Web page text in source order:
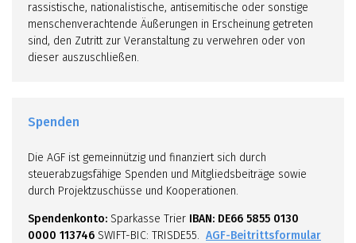
rassistische, nationalistische, antisemitische oder sonstige
menschenverachtende Äußerungen in Erscheinung getreten
sind, den Zutritt zur Veranstaltung zu verwehren oder von
dieser auszuschließen.
Spenden
Die AGF ist gemeinnützig und finanziert sich durch
steuerabzugsfähige Spenden und Mitgliedsbeiträge sowie
durch Projektzuschüsse und Kooperationen.
Spendenkonto: Sparkasse Trier IBAN: DE66 5855 0130
0000 113746 SWIFT-BIC: TRISDE55. AGF-Beitrittsformular